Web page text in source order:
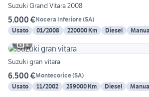
Suzuki Grand Vitara 2008
5.000 €Nocera Inferiore(SA)
Usato
01/2008 220000 Km Diesel
4
Suzuki gran vitara
6.500 €Montecorice(SA)
Usato
11/2002 259000 Km Diesel